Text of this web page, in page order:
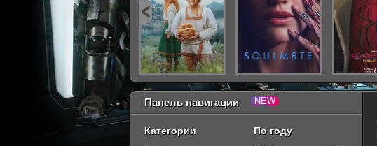
Панель навигации
Категории По году